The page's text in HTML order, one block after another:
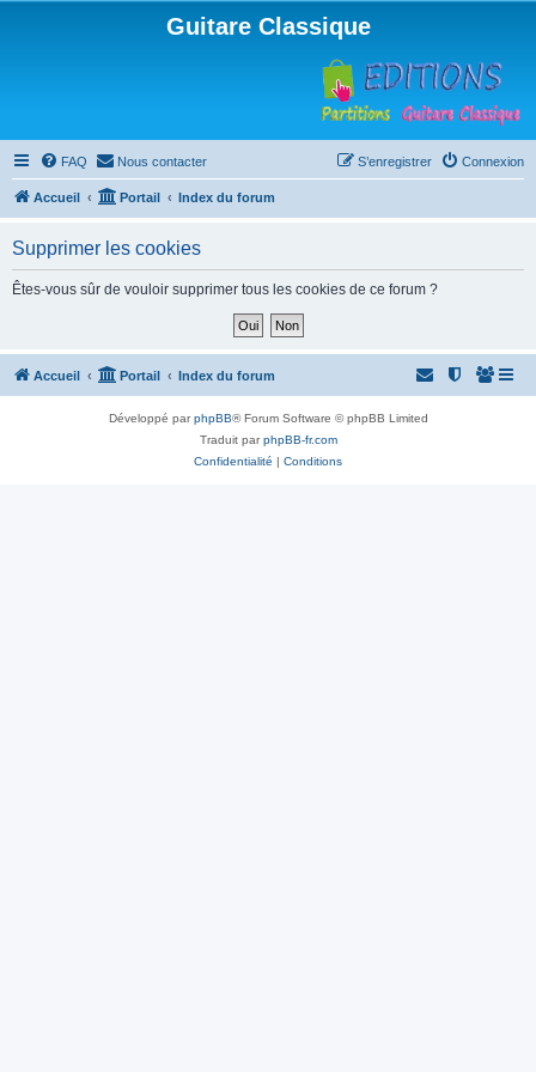
Guitare Classique
FAQ Nous contacter Connexion
S’enregistrer
Accueil Portail Index du forum
Supprimer les cookies
Êtes-vous sûr de vouloir supprimer tous les cookies de ce forum ?
Accueil Portail Index du forum
Développé parphpBB® Forum Software © phpBB Limited
Traduit parphpBB-fr.com
Confidentialité | Conditions